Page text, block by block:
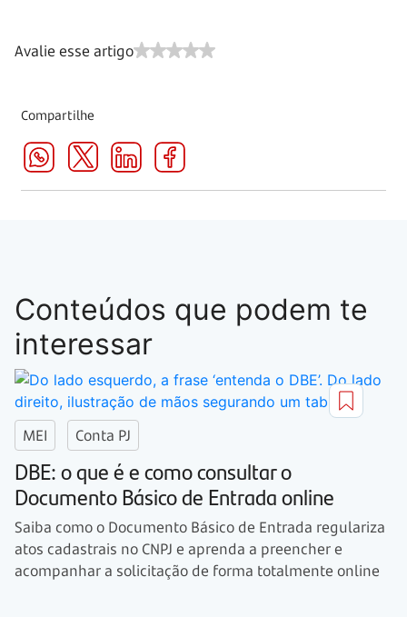
Avalie esse artigo
Compartilhe
Conteúdos que podem te
interessar
MEI Conta PJ
DBE: o que é e como consultar o
Documento Básico de Entrada online
Saiba como o Documento Básico de Entrada regulariza
atos cadastrais no CNPJ e aprenda a preencher e
acompanhar a solicitação de forma totalmente online